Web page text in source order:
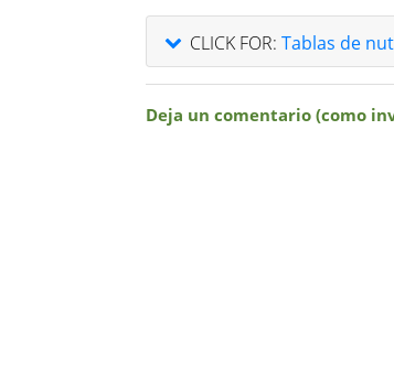
CLICK FOR: Tablas de
Deja un comentario (como